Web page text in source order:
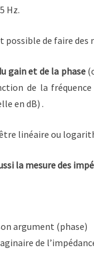
Hz.
de faire des
gain et de la phase
de la
en dB) .
linéaire ou
la mesure des
argument (phase)
de